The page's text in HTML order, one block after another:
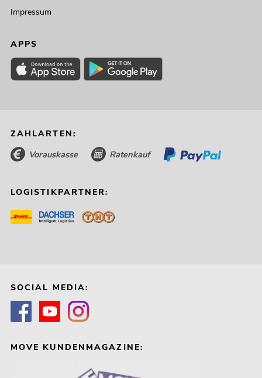
Impressum
APPS
ZAHLARTEN:
Vorauskasse Ratenkauf
LOGISTIKPARTNER:
SOCIAL MEDIA:
MOVE KUNDENMAGAZINE: